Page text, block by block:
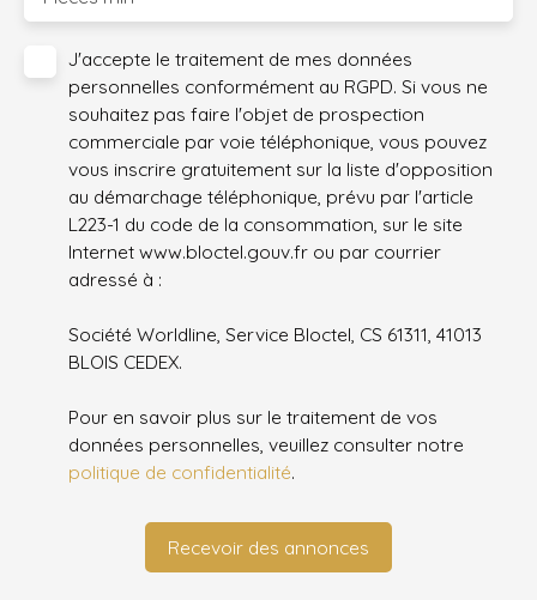
J'accepte le traitement de mes données
personnelles conformément au RGPD. Si vous ne
souhaitez pas faire l'objet de prospection
commerciale par voie téléphonique, vous pouvez
vous inscrire gratuitement sur la liste d'opposition
au démarchage téléphonique, prévu par l'article
L223-1 du code de la consommation, sur le site
Internet www.bloctel.gouv.fr ou par courrier
adressé à :
Société Worldline, Service Bloctel, CS 61311, 41013
BLOIS CEDEX.
Pour en savoir plus sur le traitement de vos
données personnelles, veuillez consulter notre
politique de confidentialité.
Recevoir des annonces